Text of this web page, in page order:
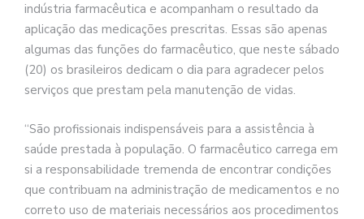
indústria farmacêutica e acompanham o resultado da
aplicação das medicações prescritas. Essas são apenas
algumas das funções do farmacêutico, que neste sábado
(20) os brasileiros dedicam o dia para agradecer pelos
serviços que prestam pela manutenção de vidas.
“São profissionais indispensáveis para a assistência à
saúde prestada à população. O farmacêutico carrega em
si a responsabilidade tremenda de encontrar condições
que contribuam na administração de medicamentos e no
correto uso de materiais necessários aos procedimentos